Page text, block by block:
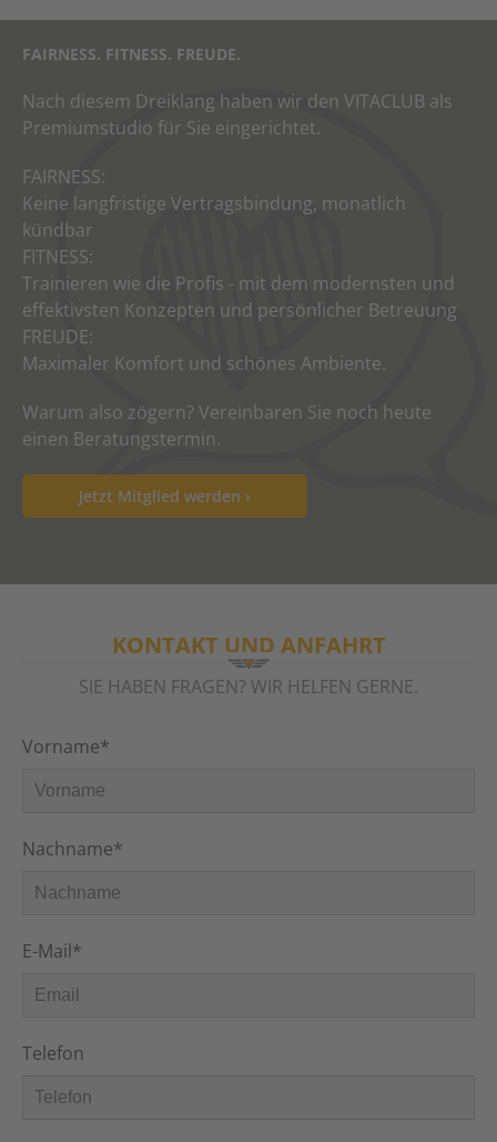
FAIRNESS. FITNESS. FREUDE.
Nach diesem Dreiklang haben wir den VITACLUB als
Premiumstudio für Sie eingerichtet.
FAIRNESS:
Keine langfristige Vertragsbindung, monatlich
kündbar
FITNESS:
Trainieren wie die Profis - mit dem modernsten und
effektivsten Konzepten und persönlicher Betreuung
FREUDE:
Maximaler Komfort und schönes Ambiente.
Warum also zögern? Vereinbaren Sie noch heute
einen Beratungstermin.
Jetzt Mitglied werden ›
KONTAKT UND ANFAHRT
SIE HABEN FRAGEN? WIR HELFEN GERNE.
Vorname*
Nachname*
E-Mail*
Telefon